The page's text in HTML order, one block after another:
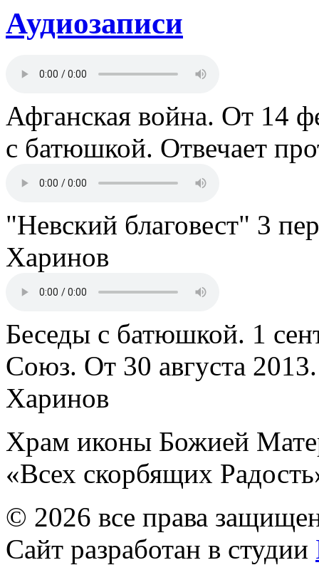
Аудиозаписи
Афганская война. От 14
с батюшкой. Отвечает
"Невский благовест" 3
Харинов
Беседы с батюшкой. 1
Союз. От 30 августа
Харинов
Храм иконы Божией
«Всех скорбящих
© 2026 все права
Сайт разработан в студии